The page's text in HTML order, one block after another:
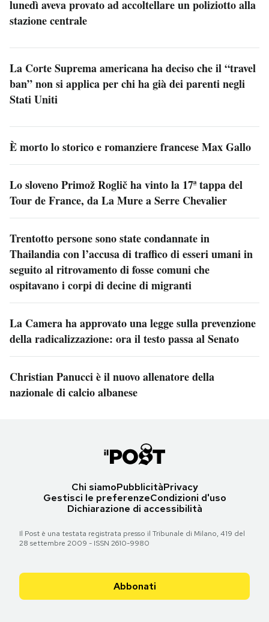
lunedì aveva provato ad accoltellare un poliziotto alla
stazione centrale
La Corte Suprema americana ha deciso che il “travel
ban” non si applica per chi ha già dei parenti negli
Stati Uniti
È morto lo storico e romanziere francese Max Gallo
Lo sloveno Primož Roglič ha vinto la 17ª tappa del
Tour de France, da La Mure a Serre Chevalier
Trentotto persone sono state condannate in
Thailandia con l’accusa di traffico di esseri umani in
seguito al ritrovamento di fosse comuni che
ospitavano i corpi di decine di migranti
La Camera ha approvato una legge sulla prevenzione
della radicalizzazione: ora il testo passa al Senato
Christian Panucci è il nuovo allenatore della
nazionale di calcio albanese
Chi siamoPubblicitàPrivacy
Gestisci le preferenzeCondizioni d'uso
Dichiarazione di accessibilità
Il Post è una testata registrata presso il Tribunale di Milano, 419 del
28 settembre 2009 - ISSN 2610-9980
Abbonati